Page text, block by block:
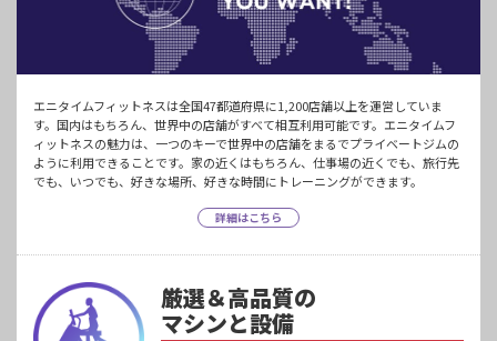
エニタイムフィットネスは全国47都道府県に1,200店舗以上を運営していま
す。国内はもちろん、世界中の店舗がすべて相互利用可能です。エニタイムフ
ィットネスの魅力は、一つのキーで世界中の店舗をまるでプライベートジムの
ように利用できることです。家の近くはもちろん、仕事場の近くでも、旅行先
でも、いつでも、好きな場所、好きな時間にトレーニングができます。
詳細はこちら
厳選＆高品質の
マシンと設備